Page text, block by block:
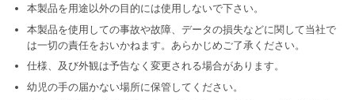
本製品を用途以外の目的には使用しないで下さい。
本製品を使用しての事故や故障、データの損失などに関して当社で
は一切の責任をおいかねます。あらかじめご了承ください。
仕様、及び外観は予告なく変更される場合があります。
幼児の手の届かない場所に保管してください。